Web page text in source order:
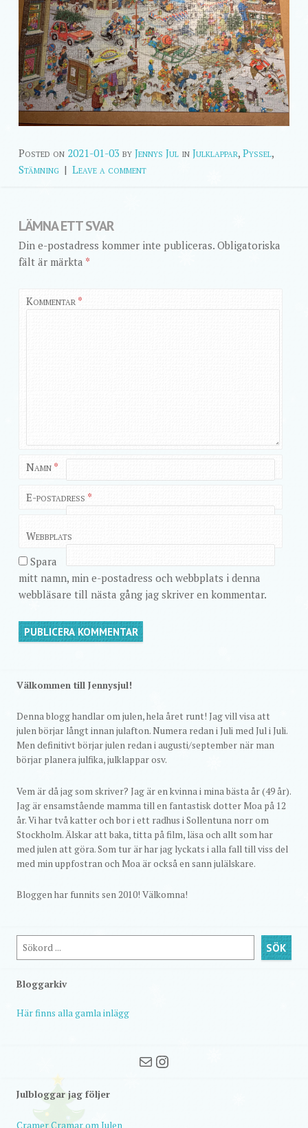
Posted on 2021-01-03 by Jennys Jul in Julklappar, Pyssel,
Stämning | Leave a comment
LÄMNA ETT SVAR
Din e-postadress kommer inte publiceras. Obligatoriska
fält är märkta *
Kommentar *
Namn *
E-postadress *
Webbplats
Spara
mitt namn, min e-postadress och webbplats i denna
webbläsare till nästa gång jag skriver en kommentar.
Välkommen till Jennysjul!
Denna blogg handlar om julen, hela året runt! Jag vill visa att
julen börjar långt innan julafton. Numera redan i Juli med Jul i Juli.
Men definitivt börjar julen redan i augusti/september när man
börjar planera julfika, julklappar osv.
Vem är då jag som skriver? Jag är en kvinna i mina bästa år (49 år).
Jag är ensamstående mamma till en fantastisk dotter Moa på 12
år. Vi har två katter och bor i ett radhus i Sollentuna norr om
Stockholm. Älskar att baka, titta på film, läsa och allt som har
med julen att göra. Som tur är har jag lyckats i alla fall till viss del
med min uppfostran och Moa är också en sann julälskare.
Bloggen har funnits sen 2010! Välkomna!
Sök SÖK
Bloggarkiv
Här finns alla gamla inlägg
MailInstagram
Julbloggar jag följer
Cramer Cramar om Julen